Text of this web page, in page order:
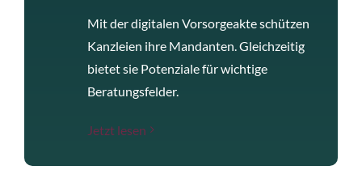
Mit der digitalen Vorsorgeakte schützen
Kanzleien ihre Mandanten. Gleichzeitig
bietet sie Potenziale für wichtige
Beratungsfelder.
Jetzt lesen